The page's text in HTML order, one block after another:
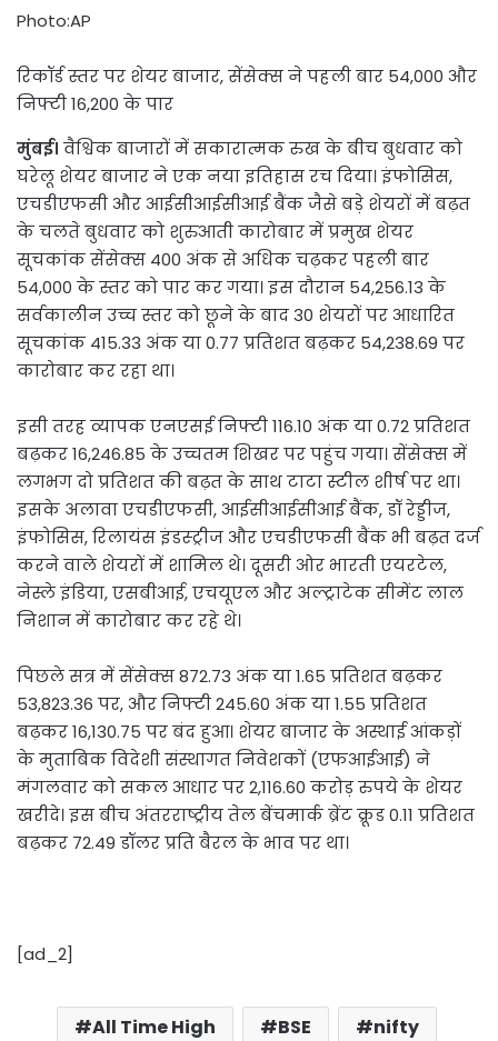
Photo:AP
रिकॉर्ड स्तर पर शेयर बाजार, सेंसेक्स ने पहली बार 54,000 और
निफ्टी 16,200 के पार
मुंबई। वैश्विक बाजारों में सकारात्मक रुख के बीच बुधवार को
घरेलू शेयर बाजार ने एक नया इतिहास रच दिया। इंफोसिस,
एचडीएफसी और आईसीआईसीआई बैंक जैसे बड़े शेयरों में बढ़त
के चलते बुधवार को शुरुआती कारोबार में प्रमुख शेयर
सूचकांक सेंसेक्स 400 अंक से अधिक चढ़कर पहली बार
54,000 के स्तर को पार कर गया। इस दौरान 54,256.13 के
सर्वकालीन उच्च स्तर को छूने के बाद 30 शेयरों पर आधारित
सूचकांक 415.33 अंक या 0.77 प्रतिशत बढ़कर 54,238.69 पर
कारोबार कर रहा था।
इसी तरह व्यापक एनएसई निफ्टी 116.10 अंक या 0.72 प्रतिशत
बढ़कर 16,246.85 के उच्चतम शिखर पर पहुंच गया। सेंसेक्स में
लगभग दो प्रतिशत की बढ़त के साथ टाटा स्टील शीर्ष पर था।
इसके अलावा एचडीएफसी, आईसीआईसीआई बैंक, डॉ रेड्डीज,
इंफोसिस, रिलायंस इंडस्ट्रीज और एचडीएफसी बैंक भी बढ़त दर्ज
करने वाले शेयरों में शामिल थे। दूसरी ओर भारती एयरटेल,
नेस्ले इंडिया, एसबीआई, एचयूएल और अल्ट्राटेक सीमेंट लाल
निशान में कारोबार कर रहे थे।
पिछले सत्र में सेंसेक्स 872.73 अंक या 1.65 प्रतिशत बढ़कर
53,823.36 पर, और निफ्टी 245.60 अंक या 1.55 प्रतिशत
बढ़कर 16,130.75 पर बंद हुआ। शेयर बाजार के अस्थाई आंकड़ों
के मुताबिक विदेशी संस्थागत निवेशकों (एफआईआई) ने
मंगलवार को सकल आधार पर 2,116.60 करोड़ रुपये के शेयर
खरीदे। इस बीच अंतरराष्ट्रीय तेल बेंचमार्क ब्रेंट क्रूड 0.11 प्रतिशत
बढ़कर 72.49 डॉलर प्रति बैरल के भाव पर था।
[ad_2]
All Time High BSE
nifty